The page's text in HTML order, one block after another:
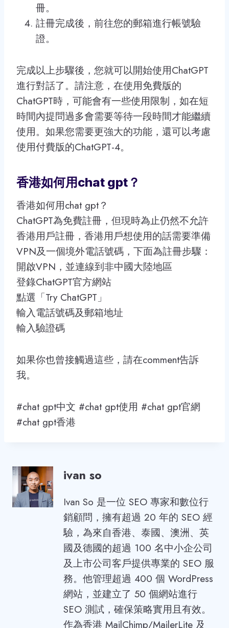
冊。
註冊完成後，前往您的郵箱進行帳號驗
證。
完成以上步驟後，您就可以開始使用ChatGPT
進行對話了。請注意，在使用免費版的
ChatGPT時，可能會有一些使用限制，如在短
時間內提問過多會需要等待一段時間才能繼續
使用。如果您需要更強大的功能，還可以考慮
使用付費版的ChatGPT-4。
香港如何用chat gpt？
香港如何用chat gpt？
ChatGPT為免費註冊，但現時為止仍然不允許
香港用戶註冊，香港用戶想使用的話需要準備
VPN及一個境外電話號碼，下面為註冊步驟：
開啟VPN，並連線到非中國大陸地區
登錄ChatGPT官方網站
點選「Try ChatGPT」
輸入電話號碼及郵箱地址
輸入驗證碼
如果你也曾接觸過這些，請在comment告訴
我。
#chat gpt中文 #chat gpt使用 #chat gpt官網
#chat gpt香港
ivan so
Ivan So 是一位 SEO 專家和數位行
銷顧問，擁有超過 20 年的 SEO 經
驗，為來自香港、泰國、澳洲、英
國及德國的超過 100 名中小企公司
及上市公司客戶提供專業的 SEO 服
務。他管理超過 400 個 WordPress
網站，並建立了 50 個網站進行
SEO 測試，確保策略實用且有效。
作為香港 MailChimp/MailerLite 及